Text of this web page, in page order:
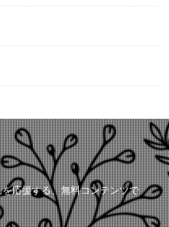
応援する、無料コンテンツで